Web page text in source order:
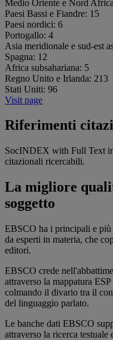
Medio Oriente e Nord
Paesi Bassi e Fiandre: 15
Paesi nordici: 6
Portogallo: 4
Asia meridionale e sud-est
Spagna: 12
Africa subsahariana: 5
Regno Unito e Irlanda: 213
Stati Uniti: 96
Visit page
Riferimenti
SocINDEX with Full Text
citazionali ricercabili.
La migliore
soggetto
EBSCO ha i principali e più
da esperti in materia, che
editori.
EBSCO crede
attraverso la mappatura
colmando il divario tra il
del linguaggio parlato.
Le banche dati EBSCO
attraverso la ricerca